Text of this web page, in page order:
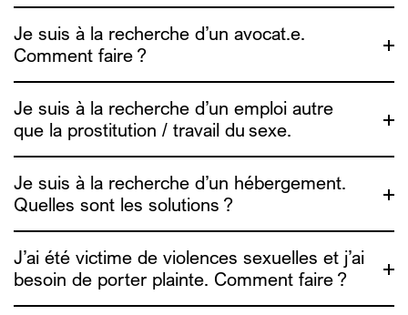
fairwork.be
ADDE
Je suis à la recherche d’un avocat.e.
Comment faire ?
Je suis à la recherche d’un emploi autre
que la prostitution / travail du sexe.
Je suis à la recherche d’un hébergement.
Quelles sont les solutions ?
J’ai été victime de violences sexuelles et j’ai
besoin de porter plainte. Comment faire ?